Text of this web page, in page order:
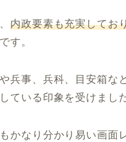
内政要素も充実してお
です。
兵事、兵科、目安箱な
ている印象を受けました
かなり分かり易い画面